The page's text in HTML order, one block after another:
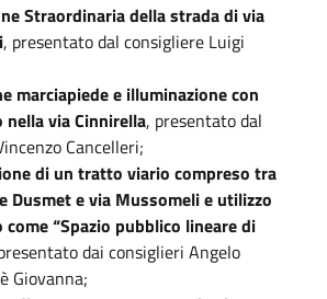
Straordinaria della strada di via
, presentato dal consigliere Luigi
marciapiede e illuminazione con
via Cinnirella, presentato dal
Cancelleri;
di un tratto viario compreso tra
Dusmet e via Mussomeli e utilizzo
“Spazio pubblico lineare di
dai consiglieri Angelo
Giovanna;